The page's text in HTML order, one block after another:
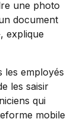
une photo
document
explique
les employés
les saisir
qui
mobile